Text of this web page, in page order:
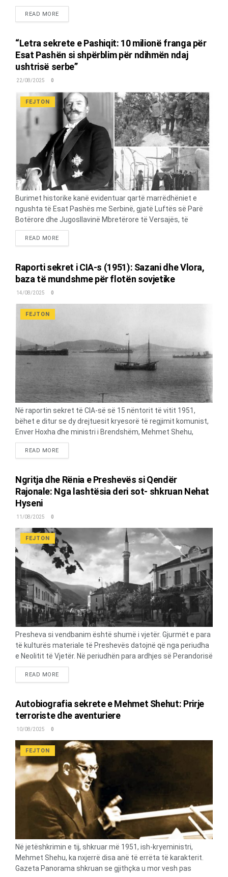
e të damkosur nga historiografia dhe politika e shekullit XX-
të, Esat Pashë Toptani, tashmë “është dekonspiruar” nga
Ljubodrag Dimiç dhe Gjorgje Borozan, (historianë
akademistë), titulluar; “Shteti jugosllav dhe shqiptarët”,
ofruar si ekskluzivitet nga “Instituti Ushtarak-Historik” i
Jugosllavisë, botim i shtatorit të vitit 1999. SI U ANKUA ESAT
PASHA TEK KRYEMINISTRI SERBISË, PASHIQI? Paris, 20 janar
1920 (Private) I dashuri im kryetar! Qëndrova në krah të
Antantës: në emër të Shqipërisë i shpalla luftë Austrisë,
duke përdorur të gjitha mjetet...
READ MOREDETAILS
“Letra sekrete e Pashiqit: 10 milionë franga për
Esat Pashën si shpërblim për ndihmën ndaj
ushtrisë serbe”
22/08/2025 0
FEJTON
Burimet historike kanë evidentuar qartë marrëdhëniet e
ngushta të Esat Pashës me Serbinë, gjatë Luftës së Parë
Botërore dhe Jugosllavinë Mbretërore të Versajës, të
drejtuara nga i njëjti personazh emblematik i politikës serbo-
jugosllave të dy dekadave të fundit të shekullit të XIX-të dhe
themelues dhe kryetar i Partisë Radikale të Serbisë. Këto
marrëdhënie, vetëm në një interval të shkurtër kohor, kanë
qenë marrëdhënie partnershipi, dhe kryesisht gjatë viteve të
Luftës së Parë Botërore, ndërsa në pjesën tjetër të kohës,
ato kanë qenë marrëdhënie vasaliteti, përderisa Esati është
paguar për “shërbimet”. Rrjedhimisht, kanë qenë edhe
determinante kanë qenë ato të pranimit të restriksionit të
trojeve...
READ MOREDETAILS
Raporti sekret i CIA-s (1951): Sazani dhe Vlora,
baza të mundshme për flotën sovjetike
14/08/2025 0
FEJTON
Në raportin sekret të CIA-së së 15 nëntorit të vitit 1951,
bëhet e ditur se dy drejtuesit kryesorë të regjimit komunist,
Enver Hoxha dhe ministri i Brendshëm, Mehmet Shehu,
kishin një kontroll të vazhdueshëm nga Kremlini. Sipas
raportit në fjalë, Hoxha dhe Shehu, kanë mundur që të
komuniste të terrorit policor dhe politikave të ngurta
ekonomike. Për më shumë rreth kësaj etj., na njeh raporti i
CIA-s, që po publikojmë më poshtë në këtë shkrim. Raporti i
CIA-s për situatën në Shqipërinë e Enver Hoxhës “Nga ana
politike Shqipëria është e rëndësishme për Bashkimin
Sovjetik, pasi konsiderohej si bastion i komunizmit. Bashkimi
Sovjetik do ta quante humbjen e saj si një goditje për...
READ MOREDETAILS
Ngritja dhe Rënia e Preshevës si Qendër
Rajonale: Nga lashtësia deri sot- shkruan Nehat
Hyseni
11/08/2025 0
FEJTON
Presheva si vendbanim është shumë i vjetër. Gjurmët e para
të kulturës materiale të Preshevës datojnë që nga periudha
e Neolitit të Vjetër. Në periudhën para ardhjes së Perandorisë
Osmane, Presheva ishte seli e rajonit të Moravicës dhe në
vitin 1489 u bë selia e Vilajetit. Kurse, periudha kohore nga
madh të Preshevës si seli e Kazasë dhe pjesë e Sanxhakut
të Prishtinës në Vilajetin e Kosovës. Në periudhën pas vitit
1912, Presheva ende e ruan pozitën e saj si qendër e rajonit
(si reth), ndërsa viti 1947, ishte koha e zhvendosjes së
administratës së Preshevës nën Bujanoc. Kjo ishte periudha
e degradimit të Preshevës si qendër rajonale. Në sistemin
shumëpartiak...
READ MOREDETAILS
Autobiografia sekrete e Mehmet Shehut: Prirje
terroriste dhe aventuriere
10/08/2025 0
FEJTON
Në jetëshkrimin e tij, shkruar më 1951, ish-kryeministri,
Mehmet Shehu, ka nxjerrë disa anë të errëta të karakterit.
Gazeta Panorama shkruan se gjithçka u mor vesh pas